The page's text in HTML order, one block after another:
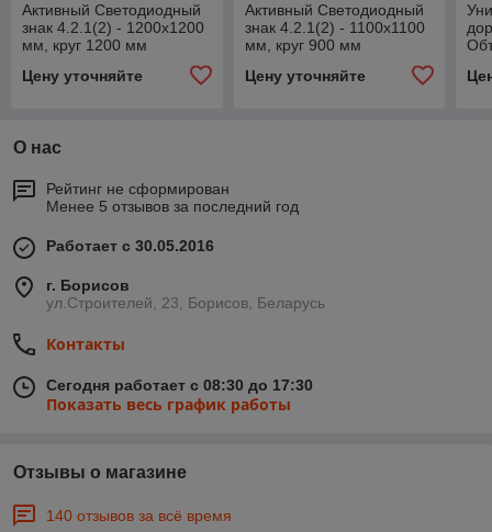
Активный Светодиодный
знак 4.2.1(2) - 1200х1200
мм, круг 1200 мм
Цену уточняйте
Активный Светодиодный
знак 4.2.1(2) - 1100х1100
мм, круг 900 мм
Цену уточняйте
О нас
Рейтинг не сформирован
Менее 5 отзывов за последний год
Работает с 30.05.2016
г. Борисов
ул.Строителей, 23, Борисов, Беларусь
Контакты
Сегодня работает с 08:30 до 17:30
Показать весь график работы
Отзывы о магазине
140 отзывов за всё время